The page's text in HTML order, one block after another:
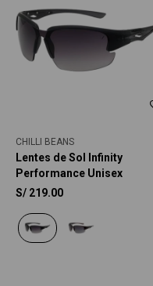
CHILLI BEANS
Lentes de Sol Infinity
Performance Unisex
S/ 219.00